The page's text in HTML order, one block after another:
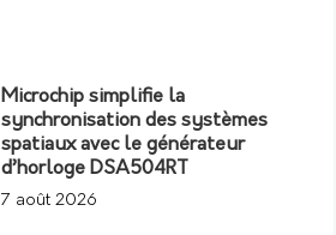
Microchip simplifie la
synchronisation des systèmes
spatiaux avec le générateur
d’horloge DSA504RT
7 août 2026